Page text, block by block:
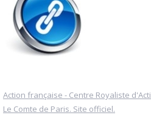
Action française - Centre Royaliste
Le Comte de Paris. Site officiel.